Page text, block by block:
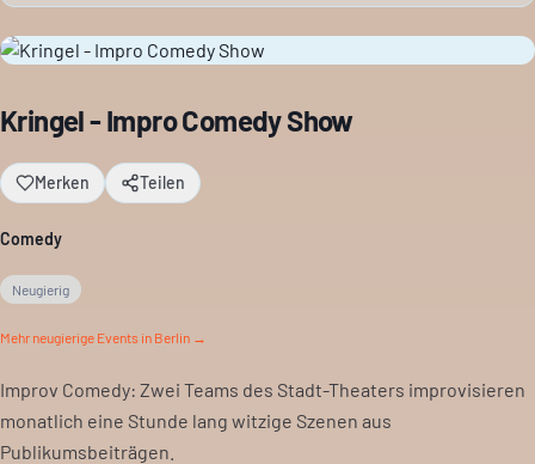
Kringel - Impro Comedy Show
Merken Teilen
Comedy
Neugierig
Mehr neugierige Events in Berlin →
Improv Comedy: Zwei Teams des Stadt-Theaters improvisieren
monatlich eine Stunde lang witzige Szenen aus
Publikumsbeiträgen.